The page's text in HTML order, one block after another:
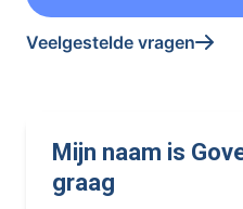
Mijn naam is
graag
Veelgestelde vragen